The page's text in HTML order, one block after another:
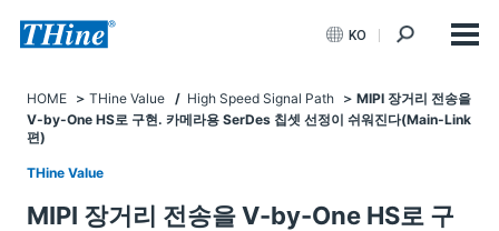
KO
HOME THine Value/ High Speed Signal Path
MIPI 장거리 전송을
V-by-One HS로 구현. 카메라용 SerDes 칩셋 선정이 쉬워진다(Main-Link
편)
THine Value
MIPI 장거리 전송을 V-by-One HS로 구